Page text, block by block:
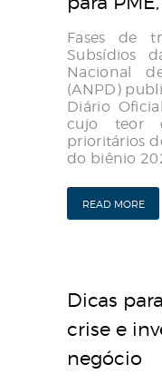
Fases de
Subsídios
Nacional
(ANPD)
Diário
cujo teor
prioritários
do biênio
READ MORE
Dicas
crise e
negócio